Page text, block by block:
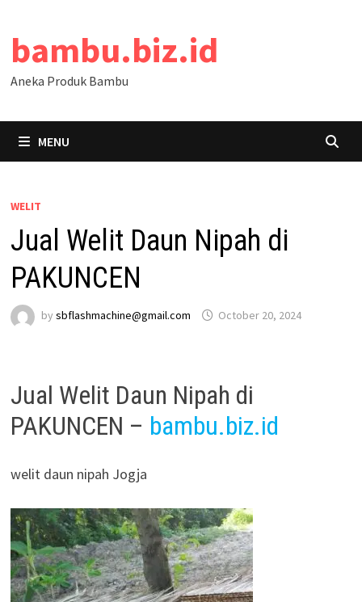
bambu.biz.id
Aneka Produk Bambu
MENU
WELIT
Jual Welit Daun Nipah di
PAKUNCEN
by sbflashmachine@gmail.com October 20, 2024
Jual Welit Daun Nipah di
PAKUNCEN – bambu.biz.id
welit daun nipah Jogja